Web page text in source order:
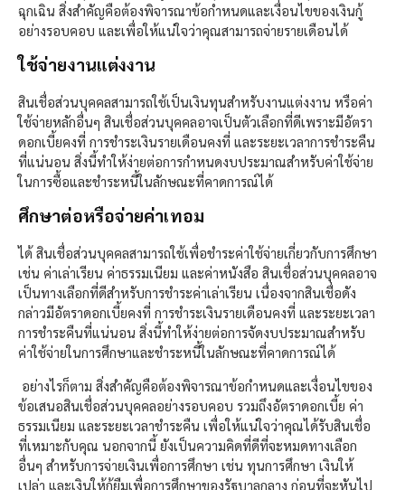
ฉุกเฉิน สิ่งสำคัญคือต้องพิจารณาข้อกำหนดและเงื่อนไขของเงินกู้
อย่างรอบคอบ และเพื่อให้แน่ใจว่าคุณสามารถจ่ายรายเดือนได้
ใช้จ่ายงานแต่งงาน
สินเชื่อส่วนบุคคลสามารถใช้เป็นเงินทุนสำหรับงานแต่งงาน หรือค่า
ใช้จ่ายหลักอื่นๆ สินเชื่อส่วนบุคคลอาจเป็นตัวเลือกที่ดีเพราะมีอัตรา
ดอกเบี้ยคงที่ การชำระเงินรายเดือนคงที่ และระยะเวลาการชำระคืน
ที่แน่นอน สิ่งนี้ทำให้ง่ายต่อการกำหนดงบประมาณสำหรับค่าใช้จ่าย
ในการซื้อและชำระหนี้ในลักษณะที่คาดการณ์ได้
ศึกษาต่อหรือจ่ายค่าเทอม
ได้ สินเชื่อส่วนบุคคลสามารถใช้เพื่อชำระค่าใช้จ่ายเกี่ยวกับการศึกษา
เช่น ค่าเล่าเรียน ค่าธรรมเนียม และค่าหนังสือ สินเชื่อส่วนบุคคลอาจ
เป็นทางเลือกที่ดีสำหรับการชำระค่าเล่าเรียน เนื่องจากสินเชื่อดัง
กล่าวมีอัตราดอกเบี้ยคงที่ การชำระเงินรายเดือนคงที่ และระยะเวลา
การชำระคืนที่แน่นอน สิ่งนี้ทำให้ง่ายต่อการจัดงบประมาณสำหรับ
ค่าใช้จ่ายในการศึกษาและชำระหนี้ในลักษณะที่คาดการณ์ได้
อย่างไรก็ตาม สิ่งสำคัญคือต้องพิจารณาข้อกำหนดและเงื่อนไขของ
ข้อเสนอสินเชื่อส่วนบุคคลอย่างรอบคอบ รวมถึงอัตราดอกเบี้ย ค่า
ธรรมเนียม และระยะเวลาชำระคืน เพื่อให้แน่ใจว่าคุณได้รับสินเชื่อ
ที่เหมาะกับคุณ นอกจากนี้ ยังเป็นความคิดที่ดีที่จะหมดทางเลือก
อื่นๆ สำหรับการจ่ายเงินเพื่อการศึกษา เช่น ทุนการศึกษา เงินให้
เปล่า และเงินให้กู้ยืมเพื่อการศึกษาของรัฐบาลกลาง ก่อนที่จะหันไป